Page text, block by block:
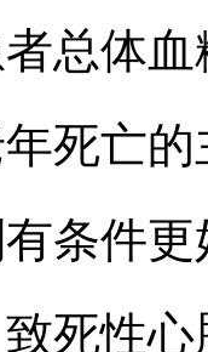
总体
死亡
条件
死性